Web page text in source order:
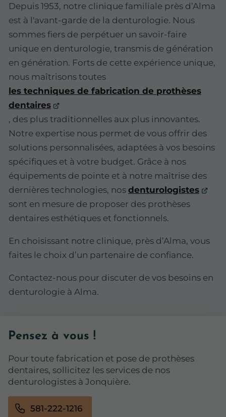
Depuis 1953, notre clinique familiale près d’Alma
est à l'avant-garde de la denturologie. Nous
sommes fiers de perpétuer un savoir-faire
unique en denturologie, transmis de génération
en génération. Forts de cette expérience unique,
nous maîtrisons toutes
les techniques de fabrication de prothèses
dentaires
, des plus traditionnelles aux plus innovantes.
Notre expertise nous permet de vous offrir des
solutions personnalisées, adaptées à vos besoins
spécifiques et à votre budget. Grâce à nos
équipements de pointe et à notre maîtrise des
dernières technologies, nos denturologistes
sont en mesure de proposer des prothèses
dentaires esthétiques et fonctionnels.
En choisissant notre clinique, près d’Alma, vous
faites le choix d’un partenaire de confiance.
Contactez-nous pour discuter de vos besoins en
denturologie à Alma.
Pensez à vous !
Pour toute fabrication et pose de prothèses
dentaires, sollicitez les services de nos
denturologistes à Jonquière.
581-222-1216